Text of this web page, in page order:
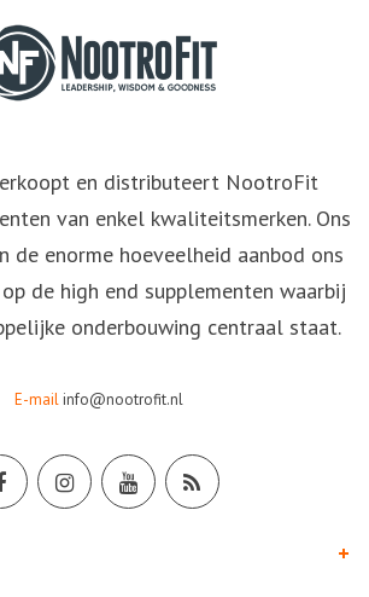
en distributeert NootroFit
van enkel kwaliteitsmerken. Ons
de enorme hoeveelheid aanbod ons
de high end supplementen waarbij
onderbouwing centraal staat.
E-mailinfo@nootrofit.nl